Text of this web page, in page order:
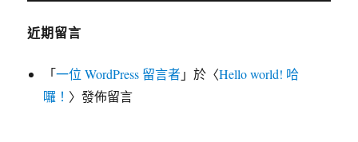
近期留言
「一位 WordPress 留言者」於〈Hello world! 哈
囉！ 〉發佈留言